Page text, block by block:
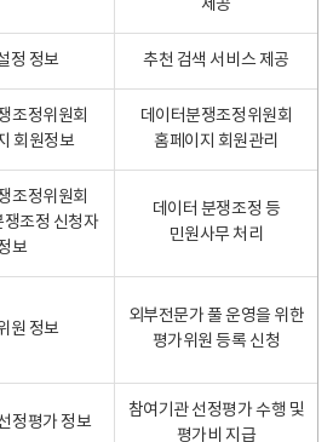
제공
정 정보 추천 검색 서비스 제공
조정위원회
회원정보
데이터분쟁조정위원회
홈페이지 회원관리
조정위원회
쟁조정 신청자
보
데이터 분쟁조정 등
민원사무 처리
원 정보
외부전문가 풀 운영을 위한
평가위원 등록 신청
정평가 정보
참여기관 선정평가 수행 및
평가비 지급